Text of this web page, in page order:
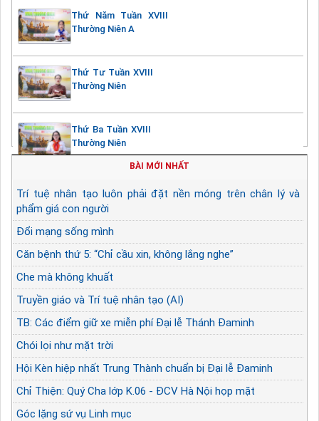
Thứ Năm Tuần XVIII
Thường Niên A
Thứ Tư Tuần XVIII
Thường Niên
Thứ Ba Tuần XVIII
Thường Niên
BÀI MỚI NHẤT
Trí tuệ nhân tạo luôn phải đặt nền móng trên chân lý và
phẩm giá con người
Đổi mạng sống mình
Căn bệnh thứ 5: “Chỉ cầu xin, không lắng nghe”
Che mà không khuất
Truyền giáo và Trí tuệ nhân tạo (AI)
TB: Các điểm giữ xe miễn phí Đại lễ Thánh Đaminh
Chói lọi như mặt trời
Hội Kèn hiệp nhất Trung Thành chuẩn bị Đại lễ Đaminh
Chỉ Thiện: Quý Cha lớp K.06 - ĐCV Hà Nội họp mặt
Góc lặng sứ vụ Linh mục